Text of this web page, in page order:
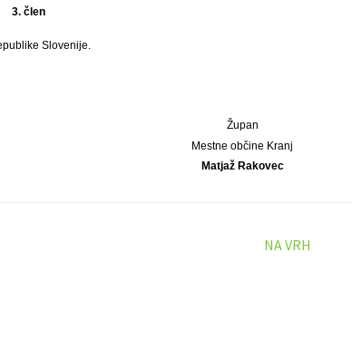
3. člen
Slovenije.
Župan
Mestne občine Kranj
Matjaž Rakovec
NA VRH